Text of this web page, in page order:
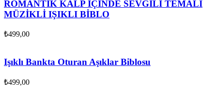
ROMANTİK KALP İÇİNDE SEVGİLİ TEMALI
MÜZİKLİ IŞIKLI BİBLO
₺499,00
Işıklı Bankta Oturan Aşıklar Biblosu
₺499,00